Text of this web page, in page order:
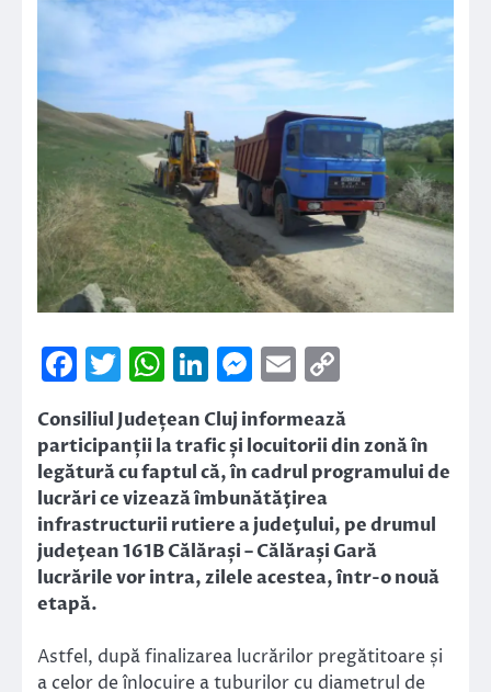
Facebook
Twitter
WhatsApp
LinkedIn
Messenger
Email
Link
Consiliul Județean Cluj informează
participanții la trafic și locuitorii din zonă în
legătură cu faptul că, în cadrul programului de
lucrări ce vizează îmbunătăţirea
infrastructurii rutiere a judeţului, pe drumul
judeţean 161B Călărași – Călărași Gară
lucrările vor intra, zilele acestea, într-o nouă
etapă.
Astfel, după finalizarea lucrărilor pregătitoare și
a celor de înlocuire a tuburilor cu diametrul de